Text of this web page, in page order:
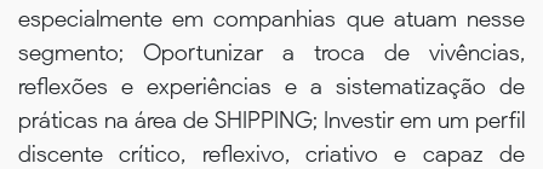
especialmente em companhias que atuam nesse
segmento; Oportunizar a troca de vivências,
reflexões e experiências e a sistematização de
práticas na área de SHIPPING; Investir em um perfil
discente crítico, reflexivo, criativo e capaz de